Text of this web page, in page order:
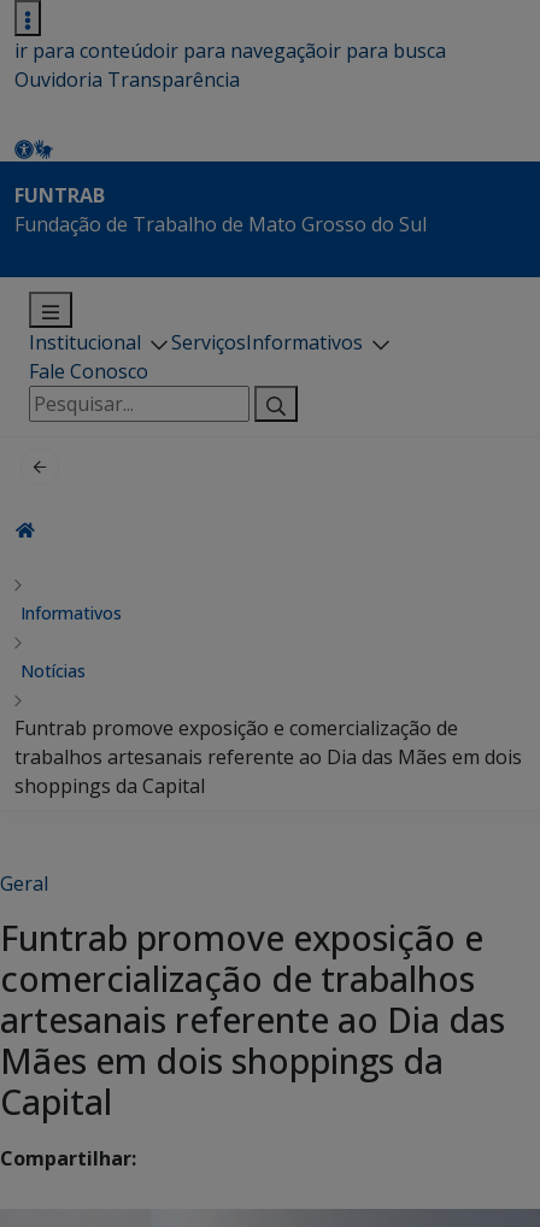
ir para conteúdoir para navegaçãoir para busca
Ouvidoria Transparência
FUNTRAB
Fundação de Trabalho de Mato Grosso do Sul
Institucional ServiçosInformativos
Fale Conosco
Pesquisar
por:
Informativos
Notícias
Funtrab promove exposição e comercialização de
trabalhos artesanais referente ao Dia das Mães em dois
shoppings da Capital
Geral
Funtrab promove exposição e
comercialização de trabalhos
artesanais referente ao Dia das
Mães em dois shoppings da
Capital
Compartilhar: